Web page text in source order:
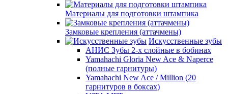
Материалы для подготовки штампика
Замковые крепления (аттачмены)
Искусственные зубы
АНИС Зубы 2-х слойные в бобинах
Yamahachi Gloria New Ace & Naperce
(полные гарнитуры)
Yamahachi New Ace / Million (20
гарнитуров в боксах)